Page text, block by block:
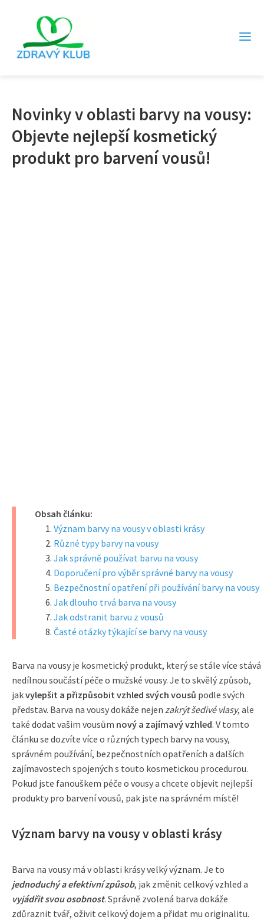
Novinky v oblasti barvy na vousy:
Objevte nejlepší kosmetický
produkt pro barvení vousů!
Obsah článku:
Význam barvy na vousy v oblasti krásy
Různé typy barvy na vousy
Jak správně používat barvu na vousy
Doporučení pro výběr správné barvy na vousy
Bezpečnostní opatření při používání barvy na vousy
Jak dlouho trvá barva na vousy
Jak odstranit barvu z vousů
Časté otázky týkající se barvy na vousy
Barva na vousy je kosmetický produkt, který se stále více stává
nedílnou součástí péče o mužské vousy. Je to skvělý způsob,
jakvylepšit a přizpůsobit vzhled svých vousů podle svých
představ. Barva na vousy dokáže nejen zakrýt šedivé vlasy, ale
také dodat vašim vousům nový a zajímavý vzhled. V tomto
článku se dozvíte více o různých typech barvy na vousy,
správném používání, bezpečnostních opatřeních a dalších
zajímavostech spojených s touto kosmetickou procedurou.
Pokud jste fanouškem péče o vousy a chcete objevit nejlepší
produkty pro barvení vousů, pak jste na správném místě!
Význam barvy na vousy v oblasti krásy
Barva na vousy má v oblasti krásy velký význam. Je to
jednoduchý a efektivní způsob, jak změnit celkový vzhled a
vyjádřit svou osobnost. Správně zvolená barva dokáže
zdůraznit tvář, oživit celkový dojem a přidat mu originalitu.